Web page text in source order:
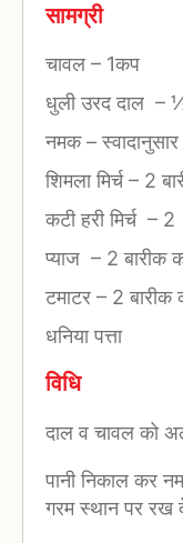
सामग्री
चावल – 1कप
धुली उरद दाल –
नमक–स्वादानुसार
शिमला मिर्च– 2
कटी हरी मिर्च – 2
प्याज – 2 बारीक
टमाटर – 2 बारीक
धनिया पत्ता
विधि
दाल व चावल को
पानी निकाल कर
गरम स्थान पर रख